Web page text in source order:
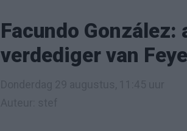
Facundo González:
verdediger van